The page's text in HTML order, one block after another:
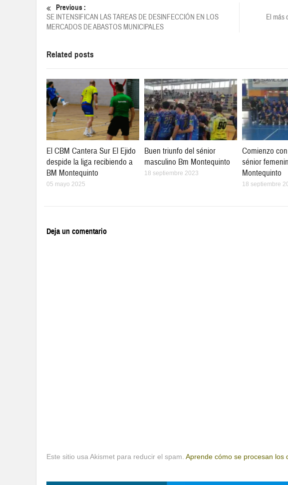
Previous :
SE INTENSIFICAN LAS TAREAS DE DESINFECCIÓN EN LOS
MERCADOS DE ABASTOS MUNICIPALES
El más
Related posts
El CBM Cantera Sur El Ejido
despide la liga recibiendo a
BM Montequinto
05 mayo 2025
Buen triunfo del sénior
masculino Bm Montequinto
18 septiembre 2023
Comienzo
sénior
Montequinto
18 septiembre
Deja un comentario
Este sitio usa Akismet para reducir el spam. Aprende cómo se procesan los